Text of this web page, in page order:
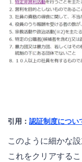
引用： 認証制度につい
このように細かな
これをクリアする